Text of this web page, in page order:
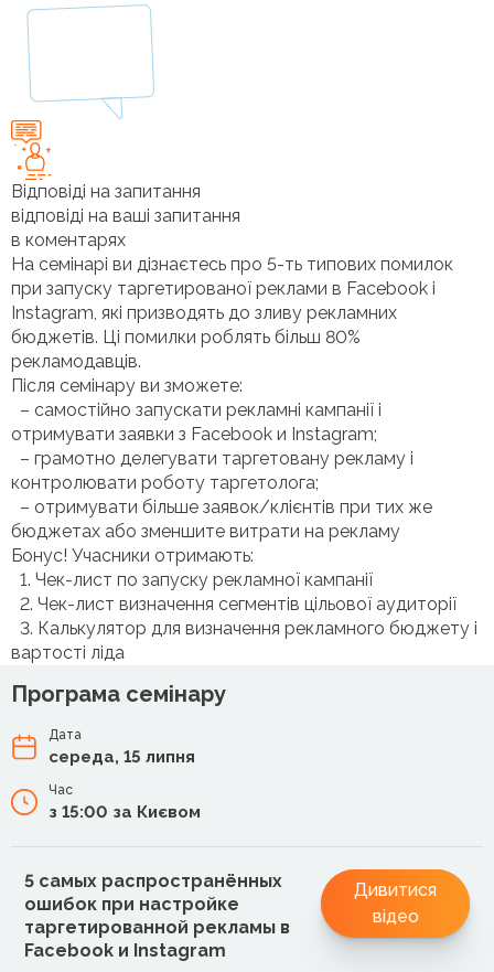
Відповіді на запитання
відповіді на ваші запитання
в коментарях
На семінарі ви дізнаєтесь про 5-ть типових помилок
при запуску таргетированої реклами в Facebook і
Instagram, які призводять до зливу рекламних
бюджетів. Ці помилки роблять більш 80%
рекламодавців.
Після семінару ви зможете:
– самостійно запускати рекламні кампанії і
отримувати заявки з Facebook и Instagram;
– грамотно делегувати таргетовану рекламу і
контролювати роботу таргетолога;
– отримувати більше заявок/клієнтів при тих же
бюджетах або зменшите витрати на рекламу
Бонус! Учасники отримають:
1. Чек-лист по запуску рекламної кампанії
2. Чек-лист визначення сегментів цільової аудиторії
3. Калькулятор для визначення рекламного бюджету і
вартості ліда
Програма семінару
Дата
середа, 15 липня
Час
з 15:00 за Києвом
5 самых распространённых
ошибок при настройке
таргетированной рекламы в
Facebook и Instagram
Дивитися
відео